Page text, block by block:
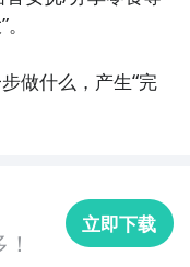
做什么，产生“完
立即下载